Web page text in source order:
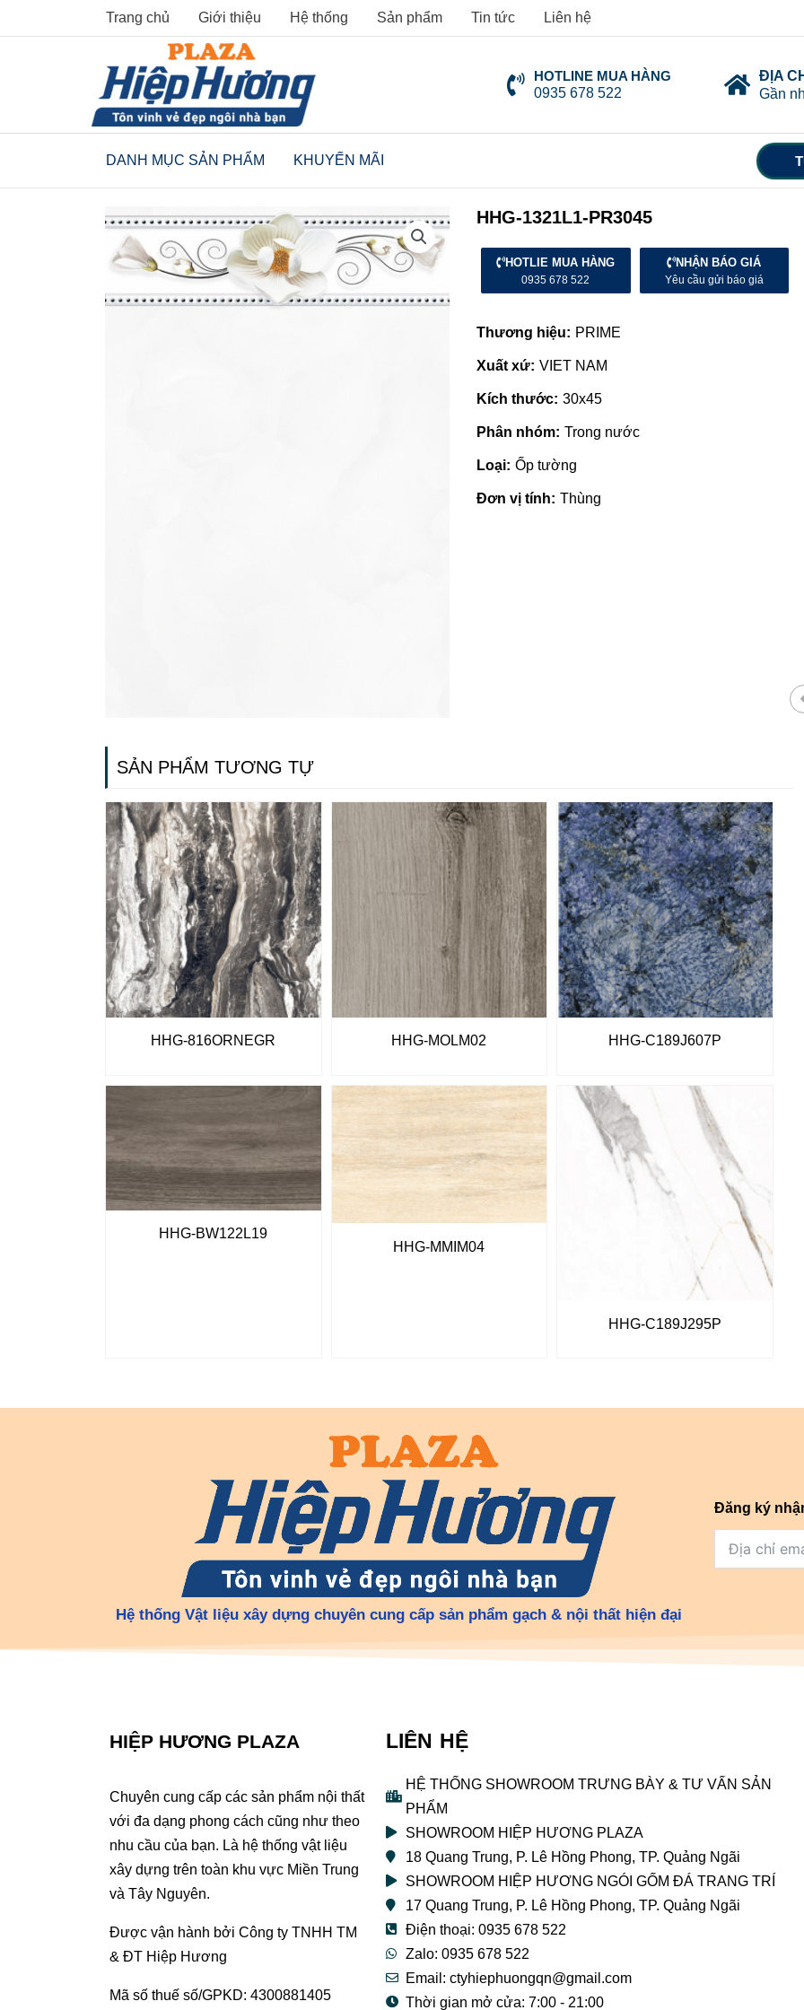
to
Trang chủ Giới thiệu Hệ thống Sản phẩm Tin tức Liên hệ
HOTLINE MUA HÀNG
0935 678 522
ĐỊA
Gần
DANH MỤC SẢN PHẨM KHUYẾN MÃI
HHG-1321L1-PR3045
HOTLIE MUA HÀNG
0935 678 522
NHẬN BÁO GIÁ
Yêu cầu gửi báo giá
Thương hiệu: PRIME
Xuất xứ: VIET NAM
Kích thước: 30x45
Phân nhóm: Trong nước
Loại: Ốp tường
Đơn vị tính: Thùng
SẢN PHẨM TƯƠNG TỰ
HHG-816ORNEGR HHG-MOLM02 HHG-C189J607P
HHG-BW122L19
HHG-MMIM04
HHG-C189J295P
Nhà phân phối
Hệ thống Vật liệu xây dựng chuyên cung cấp sản phẩm gạch & nội thất hiện đại
Đăng ký
HIỆP HƯƠNG PLAZA
Chuyên cung cấp các sản phẩm nội thất
với đa dạng phong cách cũng như theo
nhu cầu của bạn. Là hệ thống vật liệu
xây dựng trên toàn khu vực Miền Trung
và Tây Nguyên.
Được vận hành bởi Công ty TNHH TM
& ĐT Hiệp Hương
Mã số thuế số/GPKD: 4300881405
LIÊN HỆ
HỆ THỐNG SHOWROOM TRƯNG BÀY & TƯ VẤN SẢN
PHẨM
SHOWROOM HIỆP HƯƠNG PLAZA
18 Quang Trung, P. Lê Hồng Phong, TP. Quảng Ngãi
SHOWROOM HIỆP HƯƠNG NGÓI GỐM ĐÁ TRANG TRÍ
17 Quang Trung, P. Lê Hồng Phong, TP. Quảng Ngãi
Điện thoại: 0935 678 522
Zalo: 0935 678 522
Email: ctyhiephuongqn@gmail.com
Thời gian mở cửa: 7:00 - 21:00